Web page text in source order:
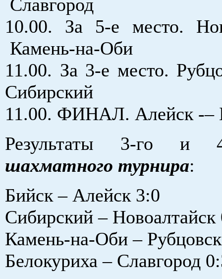
Славгород
10.00. За 5-е место.
Камень-на-Оби
11.00. За 3-е место.
Сибирский
11.00. ФИНАЛ. Алейск -–
Результаты 3-го и
шахматного турнира:
Бийск – Алейск 3:0
Сибирский – Новоалтайск
Камень-на-Оби –
Белокуриха – Славгород